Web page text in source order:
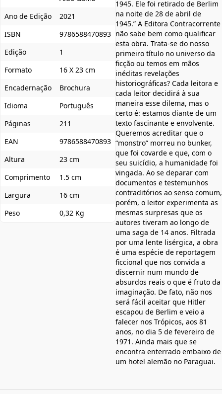
Ano de Edição
2021
ISBN
9786588470893
Edição
1
Formato
16 X 23 cm
Encadernação
Brochura
Idioma
Português
Páginas
211
EAN
9786588470893
Altura
23 cm
Comprimento
1.5 cm
Largura
16 cm
Peso
0,32 Kg
1945. Ele foi retirado de Berlim
na noite de 28 de abril de
1945.” A Editora Contracorrente
não sabe bem como qualificar
esta obra. Trata-se do nosso
primeiro título no universo da
ficção ou temos em mãos
inéditas revelações
historiográficas? Cada leitora e
cada leitor decidirá à sua
maneira esse dilema, mas o
certo é: estamos diante de um
texto fascinante e envolvente.
Queremos acreditar que o
“monstro” morreu no bunker,
que foi covarde e que, com o
seu suicídio, a humanidade foi
vingada. Ao se deparar com
documentos e testemunhos
contraditórios ao senso comum,
porém, o leitor experimenta as
mesmas surpresas que os
autores tiveram ao longo de
uma saga de 14 anos. Filtrada
por uma lente lisérgica, a obra
é uma espécie de reportagem
ficcional que nos convida a
discernir num mundo de
absurdos reais o que é fruto da
imaginação. De fato, não nos
será fácil aceitar que Hitler
escapou de Berlim e veio a
falecer nos Trópicos, aos 81
anos, no dia 5 de fevereiro de
1971. Ainda mais que se
encontra enterrado embaixo de
um hotel alemão no Paraguai.